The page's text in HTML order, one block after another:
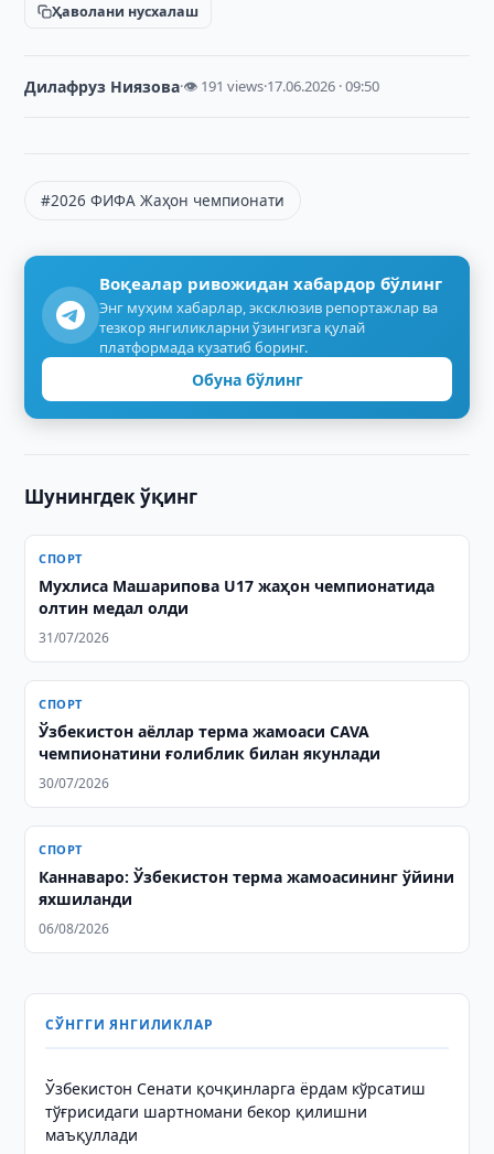
Ҳаволани нусхалаш
Дилафруз Ниязова·👁 191 views·17.06.2026 · 09:50
#2026 ФИФА Жаҳон чемпионати
Воқеалар ривожидан хабардор бўлинг
Энг муҳим хабарлар, эксклюзив репортажлар ва
тезкор янгиликларни ўзингизга қулай
платформада кузатиб боринг.
Обуна бўлинг
Шунингдек ўқинг
СПОРТ
Мухлиса Машарипова U17 жаҳон чемпионатида
олтин медал олди
31/07/2026
СПОРТ
Ўзбекистон аёллар терма жамоаси CAVA
чемпионатини ғолиблик билан якунлади
30/07/2026
СПОРТ
Каннаваро: Ўзбекистон терма жамоасининг ўйини
яхшиланди
06/08/2026
СЎНГГИ ЯНГИЛИКЛАР
Ўзбекистон Сенати қочқинларга ёрдам кўрсатиш
тўғрисидаги шартномани бекор қилишни
маъқуллади